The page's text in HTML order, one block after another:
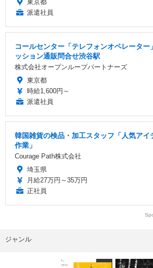
東京都
派遣社員
コールセンター「テレフォンオペレーター
ッション通販問合せ渋谷駅
株式会社オープンループパートナーズ
東京都
時給1,600円～
派遣社員
韓国雑貨の検品・加工スタッフ「人気アイ
作業」
Courage Path株式会社
埼玉県
月給27万円～35万円
正社員
ジャンル